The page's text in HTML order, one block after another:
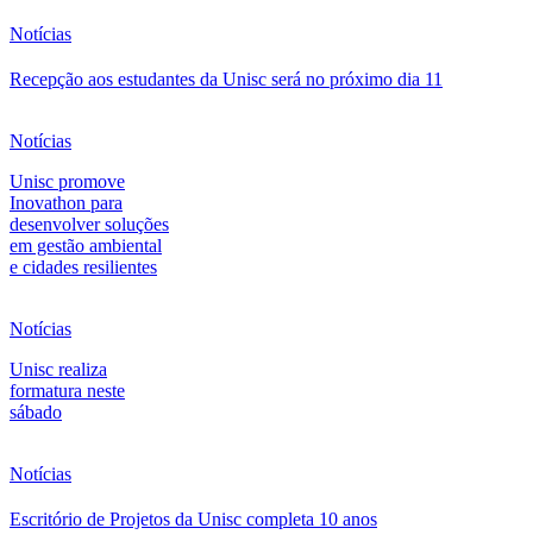
Notícias
Recepção aos estudantes da Unisc será no próximo dia 11
Notícias
Unisc promove
Inovathon para
desenvolver soluções
em gestão ambiental
e cidades resilientes
Notícias
Unisc realiza
formatura neste
sábado
Notícias
Escritório de Projetos da Unisc completa 10 anos